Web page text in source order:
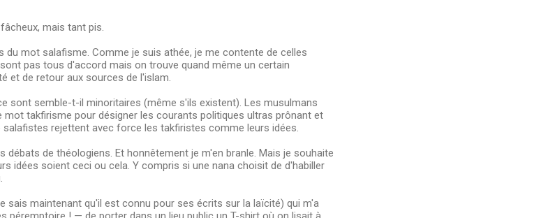
mais tant pis.
du mot salafisme. Comme je suis athée, je me contente de celles
pas tous d'accord mais on trouve quand même un certain
et de retour aux sources de l'islam.
sont semble-t-il minoritaires (même s'ils existent). Les musulmans
mot takfirisme pour désigner les courants politiques ultras prônant et
salafistes rejettent avec force les takfiristes comme leurs idées.
débats de théologiens. Et honnêtement je m'en branle. Mais je souhaite
idées soient ceci ou cela. Y compris si une nana choisit de d'habiller
sais maintenant qu'il est connu pour ses écrits sur la laïcité) qui m'a